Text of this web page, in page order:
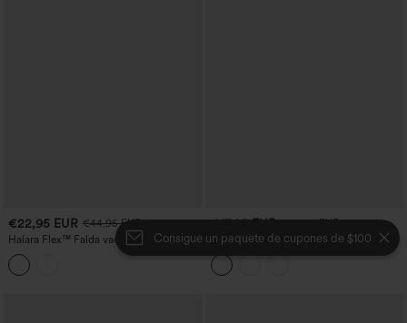
Consigue un paquete de cupones de $100
€22,95 EUR €44,95 EUR
Halara Flex™ Falda vaquera informal
midi estilo bodycon de talle alto 2 en 1
con abertura
€17,95 EUR €35,95 EUR
Breezeful™ Falda maxi secado rápido
fluida abertura plisada lazo delantero 2
en 1